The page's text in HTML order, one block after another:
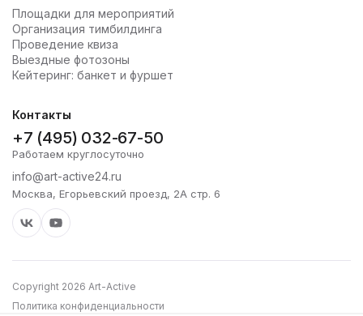
Площадки для мероприятий
Организация тимбилдинга
Проведение квиза
Выездные фотозоны
Кейтеринг: банкет и фуршет
Контакты
+7 (495) 032-67-50
Работаем круглосуточно
info@art-active24.ru
Москва, Егорьевский проезд, 2А стр. 6
Copyright 2026 Art-Active
Политика конфиденциальности